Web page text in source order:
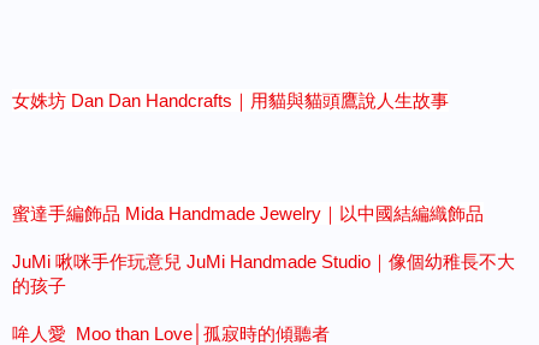
女姝坊 Dan Dan Handcrafts｜用貓與貓頭鷹說人生故事
蜜達手編飾品 Mida Handmade Jewelry｜以中國結編織飾品
JuMi 啾咪手作玩意兒 JuMi Handmade Studio｜像個幼稚長不大
的孩子
哞人愛 Moo than Love│孤寂時的傾聽者